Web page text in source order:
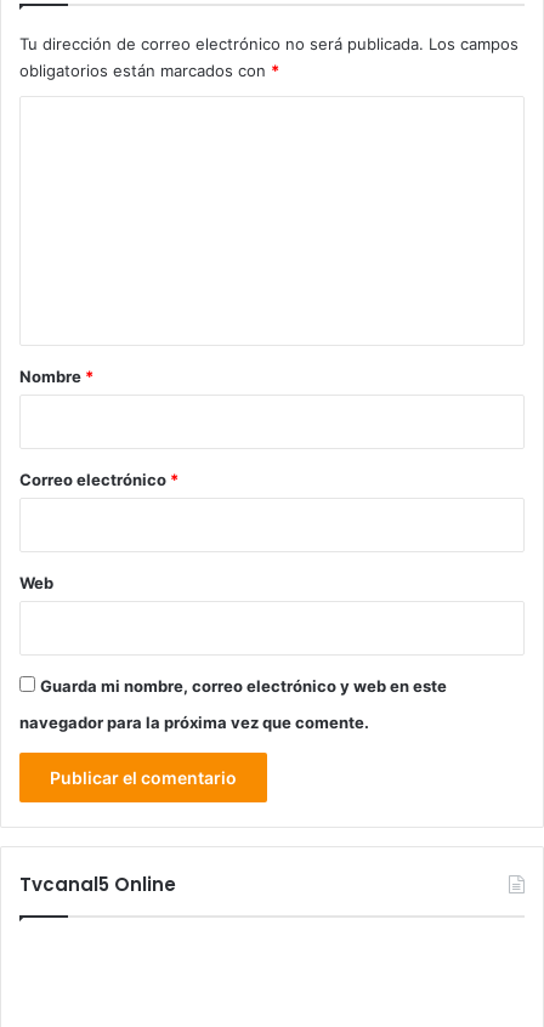
Tu dirección de correo electrónico no será publicada. Los campos
obligatorios están marcados con *
r
*
Nombre *
Correo electrónico *
Web
Guarda mi nombre, correo electrónico y web en este
navegador para la próxima vez que comente.
Tvcanal5 Online